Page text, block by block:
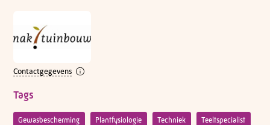
Contactgegevens
Tags
Gewasbescherming Plantfysiologie Techniek Teeltspecialist